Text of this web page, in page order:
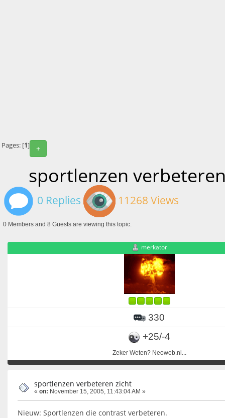
+
Pages: [1]
sportlenzen
0 Replies 11268 Views
0 Members and 8 Guests are viewing this topic.
merkator
330
+25/-4
Zeker Weten? Neoweb.nl...
sportlenzen verbeteren zicht
« on: November 15, 2005, 11:43:04 AM »
Nieuw: Sportlenzen die contrast verbeteren.